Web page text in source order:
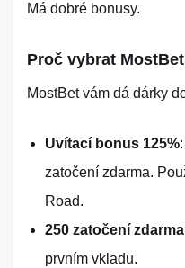
Má dobré bonusy.
Proč vybrat
MostBet vám dá dárky
Uvítací bonus 125%
zatočení zdarma.
Road.
250 zatočení zdarma
prvním vkladu.